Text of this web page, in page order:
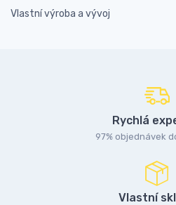
Vlastní výroba a vývoj
Rychlá
97% objednávek
Vlastní